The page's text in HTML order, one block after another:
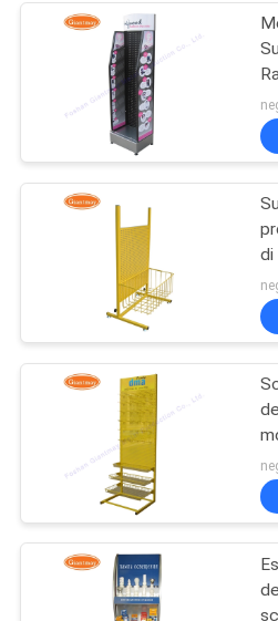
Scaffale di
Scaffali di
Scaffali di
minuto
di
di